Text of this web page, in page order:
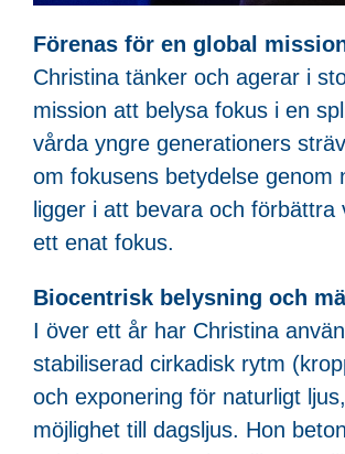
Förenas för en global
Christina tänker och agerar i
mission att belysa fokus i en
vårda yngre generationers
om fokusens betydelse genom
ligger i att bevara och
ett enat fokus.
Biocentrisk belysning och
I över ett år har Christina
stabiliserad cirkadisk rytm
och exponering för naturligt
möjlighet till dagsljus. Hon